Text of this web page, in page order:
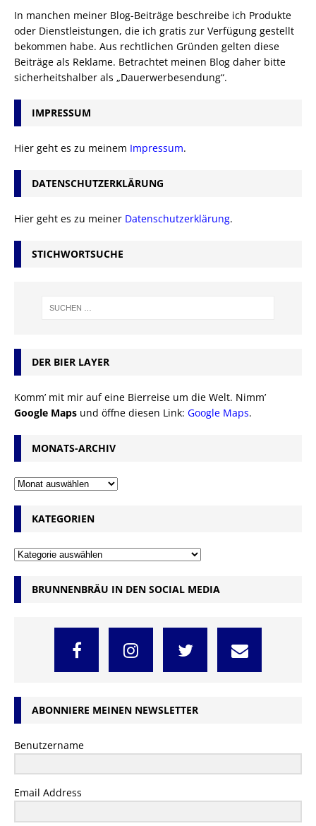
In manchen meiner Blog-Beiträge beschreibe ich Produkte
oder Dienstleistungen, die ich gratis zur Verfügung gestellt
bekommen habe. Aus rechtlichen Gründen gelten diese
Beiträge als Reklame. Betrachtet meinen Blog daher bitte
sicherheitshalber als „Dauerwerbesendung“.
IMPRESSUM
Hier geht es zu meinem Impressum.
DATENSCHUTZERKLÄRUNG
Hier geht es zu meiner Datenschutzerklärung.
STICHWORTSUCHE
DER BIER LAYER
Komm’ mit mir auf eine Bierreise um die Welt. Nimm’
Google Maps und öffne diesen Link: Google Maps.
MONATS-ARCHIV
KATEGORIEN
BRUNNENBRÄU IN DEN SOCIAL MEDIA
ABONNIERE MEINEN NEWSLETTER
Benutzername
Email Address